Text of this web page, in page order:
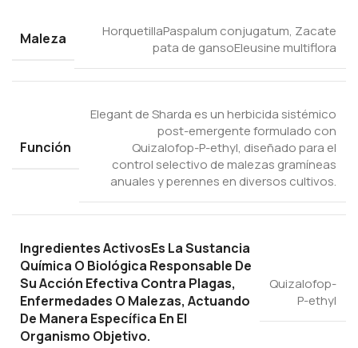
Maleza HorquetillaPaspalum conjugatum, Zacate
pata de gansoEleusine multiflora
Función
Elegant de Sharda es un herbicida sistémico
post-emergente formulado con
Quizalofop-P-ethyl, diseñado para el
control selectivo de malezas gramíneas
anuales y perennes en diversos cultivos.
Ingredientes ActivosEs La Sustancia
Química O Biológica Responsable De
Su Acción Efectiva Contra Plagas,
Enfermedades O Malezas, Actuando
De Manera Específica En El
Organismo Objetivo.
Quizalofop-
P-ethyl